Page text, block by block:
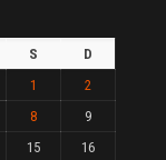
S
D
1
2
8
9
15
16